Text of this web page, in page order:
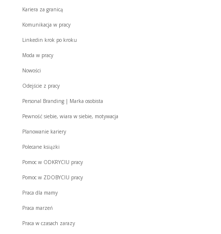
Kariera za granicą
Komunikacja w pracy
Linkedin krok po kroku
Moda w pracy
Nowości
Odejście z pracy
Personal Branding | Marka osobista
Pewność siebie, wiara w siebie, motywacja
Planowanie kariery
Polecane książki
Pomoc w ODKRYCIU pracy
Pomoc w ZDOBYCIU pracy
Praca dla mamy
Praca marzeń
Praca w czasach zarazy